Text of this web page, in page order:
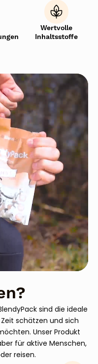
Wertvolle
Inhaltsstoffe
sind die ideale
schätzen und sich
Unser Produkt
für aktive Menschen,
reisen.